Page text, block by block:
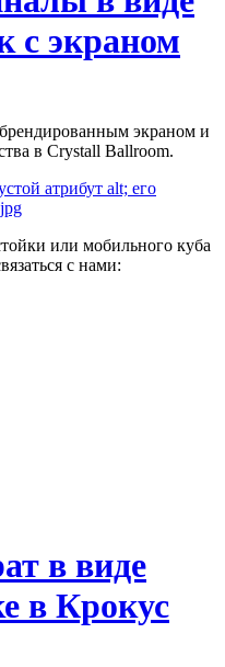
с экраном
экраном и
в Crystall Ballroom.
или мобильного куба
с нами:
в виде
в Крокус